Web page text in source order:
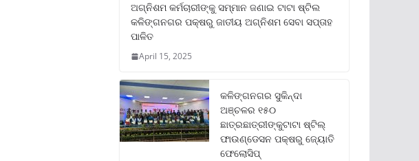
ଅଗ୍ନିଶମ କର୍ମଚାରୀଙ୍କୁ ସମ୍ମାନ ଜଣାଇ ଟାଟା ଷ୍ଟିଲ
କଳିଙ୍ଗନଗର ପକ୍ଷରୁ ଜାତୀୟ ଅଗ୍ନିଶମ ସେବା ସପ୍ତାହ
ପାଳିତ
April 15, 2025
କଳିଙ୍ଗନଗର ସୁକିନ୍ଦା
ଅଞ୍ଚଳର ୧୫୦
ଛାତ୍ରଛାତ୍ରୀଙ୍କୁଟାଟା ଷ୍ଟିଲ୍
ଫାଉଣ୍ଡେସନ ପକ୍ଷରୁ ଜ୍ୟୋତି
ଫେଲୋସିପ୍‌